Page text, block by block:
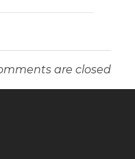
are closed.